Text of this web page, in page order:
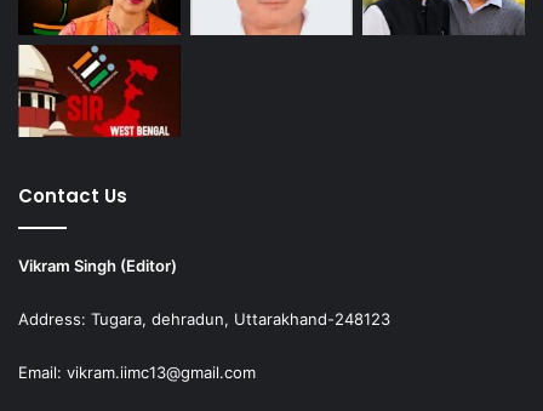
Contact Us
Vikram Singh (Editor)
Address: Tugara, dehradun, Uttarakhand-248123
Email: vikram.iimc13@gmail.com